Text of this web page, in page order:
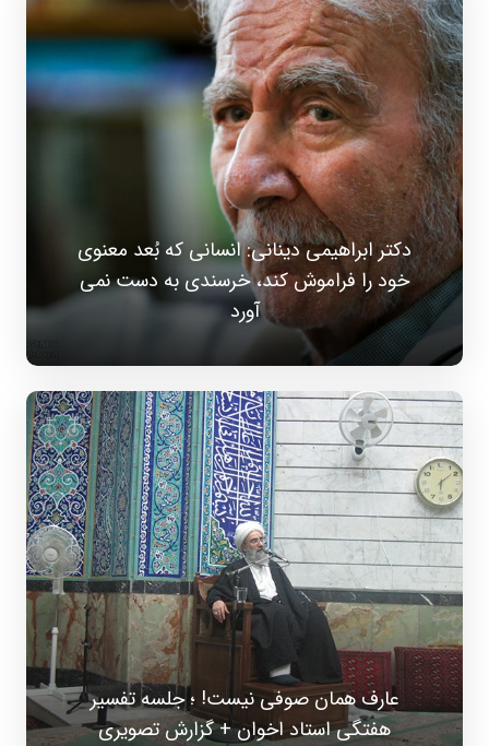
دکتر ابراهیمی دینانی: انسانی که بُعد معنوی
خود را فراموش کند، خرسندی به دست نمی
آورد
عارف همان صوفی نیست! ؛ جلسه تفسیر
هفتگی استاد اخوان + گزارش تصویری